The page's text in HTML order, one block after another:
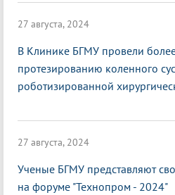
27 августа, 2024
В Клинике БГМУ провели
протезированию коленного
роботизированной
27 августа, 2024
Ученые БГМУ представляют
на форуме "Технопром - 2024"